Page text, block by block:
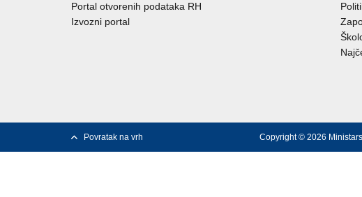
Portal otvorenih podataka RH
Izvozni portal
Povratak na vrh Copyright © 2026